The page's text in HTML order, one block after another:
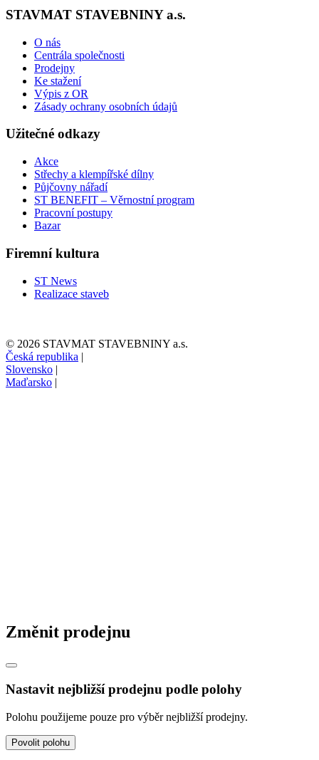
STAVMAT STAVEBNINY a.s.
O nás
Centrála společnosti
Prodejny
Ke stažení
Výpis z OR
Zásady ochrany osobních údajů
Užitečné odkazy
Akce
Střechy a klempířské dílny
Půjčovny nářadí
ST BENEFIT – Věrnostní program
Pracovní postupy
Bazar
Firemní kultura
ST News
Realizace staveb
© 2026 STAVMAT STAVEBNINY a.s.
Česká republika |
Slovensko |
Maďarsko |
Změnit prodejnu
Nastavit nejbližší prodejnu podle polohy
Polohu použijeme pouze pro výběr nejbližší prodejny.
Povolit polohu